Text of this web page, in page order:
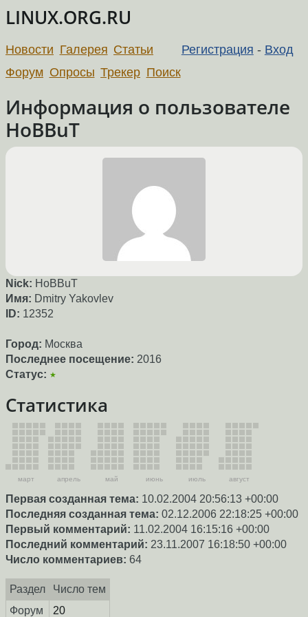
LINUX.ORG.RU
Регистрация - Вход
Новости Галерея Статьи
Форум Опросы Трекер Поиск
Информация о пользователе
HoBBuT
Nick: HoBBuT
Имя: Dmitry Yakovlev
ID: 12352
Город: Москва
Последнее посещение: 2016
Статус: ★
Статистика
март апрель май июнь июль август
Первая созданная тема: 10.02.2004 20:56:13 +00:00
Последняя созданная тема: 02.12.2006 22:18:25 +00:00
Первый комментарий: 11.02.2004 16:15:16 +00:00
Последний комментарий: 23.11.2007 16:18:50 +00:00
Число комментариев: 64
Раздел
Число тем
Форум
20